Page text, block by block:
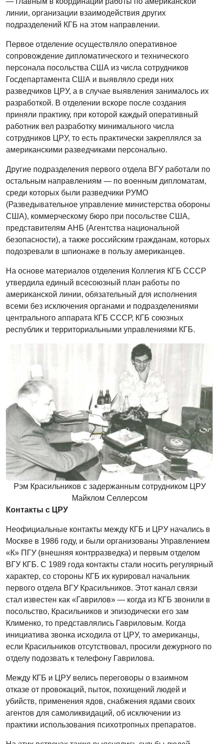
линии, организации взаимодействия других
подразделений КГБ на этом направлении.
Первое отделение осуществляло оперативное
сопровождение дипломатического и технического
персонала посольства США из числа сотрудников
Госдепартамента США и выявляло среди них
разведчиков ЦРУ, а в случае выявления занималось их
разработкой. В отделении вскоре после создания
приняли практику, при которой каждый оперативный
работник вел разработку минимального числа
сотрудников ЦРУ, то есть практически закреплялся за
американскими разведчиками персонально.
Другие подразделения первого отдела ВГУ работали по
остальным направлениям — по военным дипломатам,
среди которых были разведчики РУМО
(Разведывательное управление министерства обороны
США), коммерческому бюро при посольстве США,
представителям АНБ (Агентства национальной
безопасности), а также российским гражданам, которых
подозревали в шпионаже в пользу американцев.
На основе материалов отделения Коллегия КГБ СССР
утвердила единый всесоюзный план работы по
американской линии, обязательный для исполнения
всеми без исключения органами и подразделениями
центрального аппарата КГБ СССР, КГБ союзных
республик и территориальными управлениями КГБ.
Рэм Красильников с задержанным сотрудником ЦРУ
Майклом Селлерсом
Контакты с ЦРУ
Неофициальные контакты между КГБ и ЦРУ начались в
Москве в 1986 году, и были организованы Управлением
«К» ПГУ (внешняя контрразведка) и первым отделом
ВГУ КГБ. С 1989 года контакты стали носить регулярный
характер, со стороны КГБ их курировал начальник
первого отдела ВГУ Красильников. Этот канал связи
стал известен как «Гаврилов» — когда из КГБ звонили в
посольство, Красильников и эпизодически его зам
Клименко, то представлялись Гавриловым. Когда
инициатива звонка исходила от ЦРУ, то американцы,
если Красильников отсутствовал, просили дежурного по
отделу подозвать к телефону Гаврилова.
Между КГБ и ЦРУ велись переговоры о взаимном
отказе от провокаций, пыток, похищений людей и
убийств, применения ядов, снабжения ядами своих
агентов для самоликвидаций, об исключении из
практики использования психотропных препаратов.